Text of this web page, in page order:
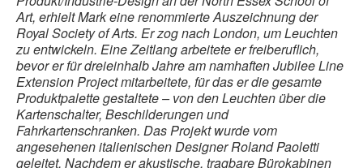
Art, erhielt Mark eine renommierte Auszeichnung der
Royal Society of Arts. Er zog nach London, um Leuchten
zu entwickeln. Eine Zeitlang arbeitete er freiberuflich,
bevor er für dreieinhalb Jahre am namhaften Jubilee Line
Extension Project mitarbeitete, für das er die gesamte
Produktpalette gestaltete – von den Leuchten über die
Kartenschalter, Beschilderungen und
Fahrkartenschranken. Das Projekt wurde vom
angesehenen italienischen Designer Roland Paoletti
geleitet. Nachdem er akustische, tragbare Bürokabinen